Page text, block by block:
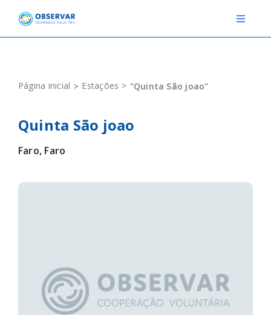
content
Toggle
EVENTOS
DEFINIÇÕES
F.A.Q.
Página inicial Estações "Quinta São joao"
Quinta São joao
Faro, Faro